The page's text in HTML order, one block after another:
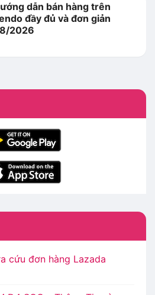
dẫn bán hàng trên
đầy đủ và đơn giản
2026
cứu đơn hàng Lazada